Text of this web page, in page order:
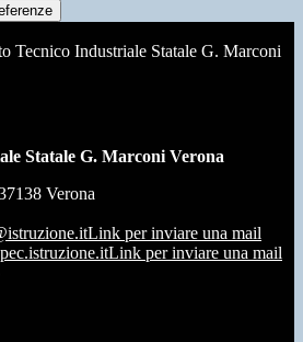
Tecnico Industriale Statale G. Marconi
Statale G. Marconi Verona
Verona
Link per inviare una mail
Link per inviare una mail